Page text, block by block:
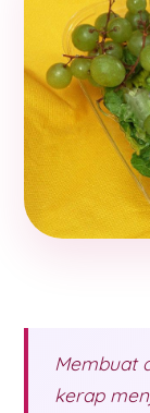
Membuat
kerap